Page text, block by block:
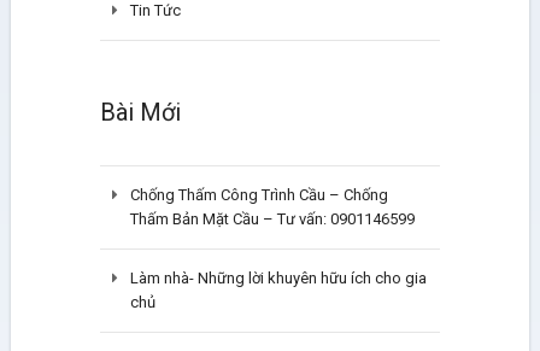
Tin Tức
Bài Mới
Chống Thấm Công Trình Cầu – Chống
Thấm Bản Mặt Cầu – Tư vấn: 0901146599
Làm nhà- Những lời khuyên hữu ích cho gia
chủ